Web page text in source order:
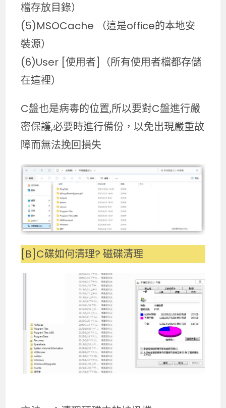
檔存放目錄）
(5)MSOCache （這是office的本地安
裝源）
(6)User [使用者]（所有使用者檔都存儲
在這裡）
C盤也是病毒的位置,所以要對C盤進行嚴
密保護,必要時進行備份，以免出現嚴重故
障而無法挽回損失
[B]C碟如何清理? 磁碟清理